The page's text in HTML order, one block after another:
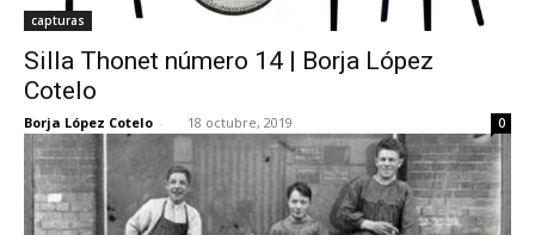
capturas
Silla Thonet número 14 | Borja López
Cotelo
Borja López Cotelo - 18 octubre, 2019 0